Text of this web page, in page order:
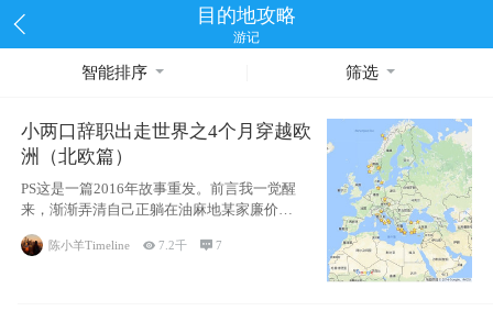
目的地攻略
游记
智能排序 筛选
小两口辞职出走世界之4个月穿越欧
洲（北欧篇）
PS这是一篇2016年故事重发。前言我一觉醒
来，渐渐弄清自己正躺在油麻地某家廉价宾
馆
陈小羊Timeline 7.2千 7